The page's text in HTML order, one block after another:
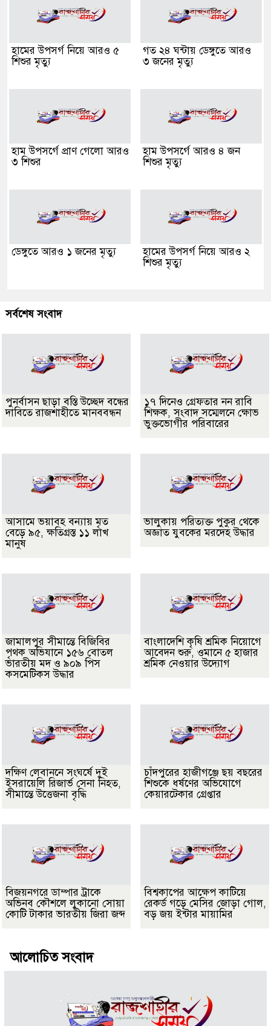
হামের উপসর্গ নিয়ে আরও ৫
শিশুর মৃত্যু
গত ২৪ ঘন্টায় ডেঙ্গুতে আরও
৩ জনের মৃত্যু
হাম উপসর্গে প্রাণ গেলো আরও
৩ শিশুর
হাম উপসর্গে আরও ৪ জন
শিশুর মৃত্যু
ডেঙ্গুতে আরও ১ জনের মৃত্যু
হামের উপসর্গ নিয়ে আরও ২
শিশুর মৃত্যু
সর্বশেষ সংবাদ
পুনর্বাসন ছাড়া বস্তি উচ্ছেদ বন্ধের
দাবিতে রাজশাহীতে মানববন্ধন
১৭ দিনেও গ্রেফতার নন রাবি
শিক্ষক, সংবাদ সম্মেলনে ক্ষোভ
ভুক্তভোগীর পরিবারের
আসামে ভয়াবহ বন্যায় মৃত
বেড়ে ৯৫, ক্ষতিগ্রস্ত ১১ লাখ
মানুষ
ভালুকায় পরিত্যক্ত পুকুর থেকে
অজ্ঞাত যুবকের মরদেহ উদ্ধার
জামালপুর সীমান্তে বিজিবির
পৃথক অভিযানে ১৫৬ বোতল
ভারতীয় মদ ও ৯০৯ পিস
কসমেটিকস উদ্ধার
বাংলাদেশি কৃষি শ্রমিক নিয়োগে
আবেদন শুরু, ওমানে ৫ হাজার
শ্রমিক নেওয়ার উদ্যোগ
দক্ষিণ লেবাননে সংঘর্ষে দুই
ইসরায়েলি রিজার্ভ সেনা নিহত,
সীমান্তে উত্তেজনা বৃদ্ধি
চাঁদপুরের হাজীগঞ্জে ছয় বছরের
শিশুকে ধর্ষণের অভিযোগে
কেয়ারটেকার গ্রেপ্তার
বিজয়নগরে ডাম্পার ট্রাকে
অভিনব কৌশলে লুকানো সোয়া
কোটি টাকার ভারতীয় জিরা জব্দ
বিশ্বকাপের আক্ষেপ কাটিয়ে
রেকর্ড গড়ে মেসির জোড়া গোল,
বড় জয় ইন্টার মায়ামির
আলোচিত সংবাদ